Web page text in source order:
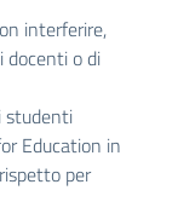
interferire,
docenti o di
studenti
Education in
per